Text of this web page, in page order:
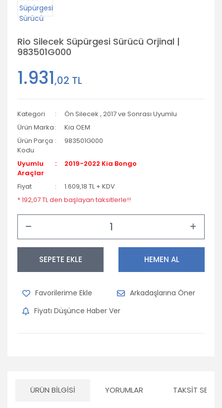
Rio Silecek Süpürgesi Sürücü Orjinal |
983501G000
1.931,02 TL
Kategori Ön Silecek , 2017 ve Sonrası Uyumlu
Ürün Marka
Kia OEM
Ürün Parça
Kodu
983501G000
Uyumlu
Araçlar
2019-2022 Kia Bongo
Fiyat
1.609,18 TL + KDV
* 192,07 TL den başlayan taksitlerle!!
SEPETE EKLE HEMEN AL
Arkadaşlarına Öner
Fiyatı Düşünce Haber Ver
ÜRÜN BILGISI YORUMLAR TAKSIT